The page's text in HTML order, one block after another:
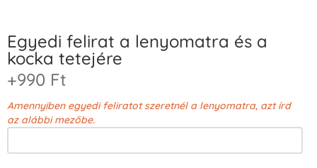
Egyedi felirat a lenyomatra és a
kocka tetejére
+990 Ft
Amennyiben egyedi feliratot szeretnél a lenyomatra, azt írd
az alábbi mezőbe.